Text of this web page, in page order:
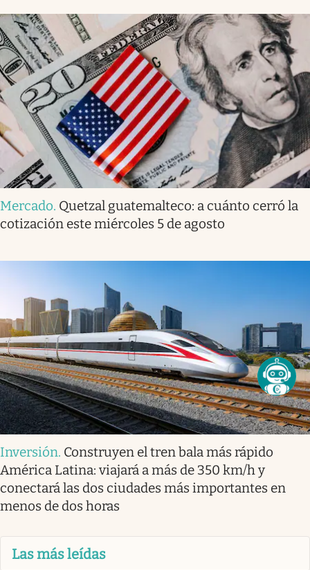
Mercado. Quetzal guatemalteco: a cuánto cerró la
cotización este miércoles 5 de agosto
Inversión. Construyen el tren bala más rápido
América Latina: viajará a más de 350 km/h y
conectará las dos ciudades más importantes en
menos de dos horas
Las más leídas